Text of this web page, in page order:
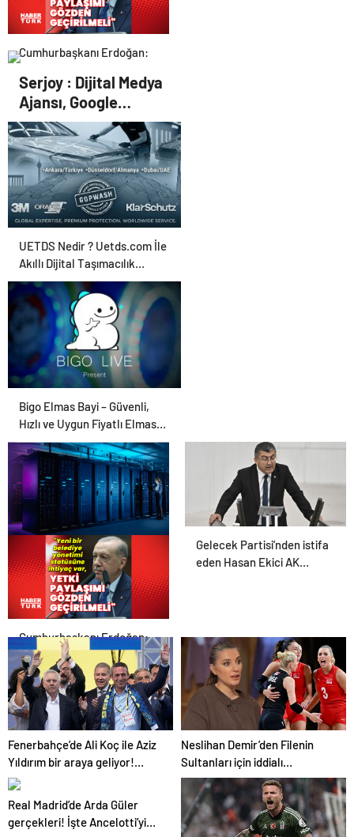
Cumhurbaşkanı Erdoğan:
statüsüne ihtiyaç var
Serjoy : Dijital Medya
Ajansı, Google
Reklam Ajansı, SEO
Ajansı ve Web
Tasarım Ajansı
UETDS Nedir ? Uetds.com İle
Akıllı Dijital Taşımacılık
Yazılımı
Bigo Elmas Bayi – Güvenli,
Hızlı ve Uygun Fiyatlı Elmas
Satın Almanın Yeni Adresi
Datahost İle Güvenilir
Sunucu Hizmetleri
Gelecek Partisi’nden istifa
eden Hasan Ekici AK
Cumhurbaşkanı Erdoğan:
Yeni bir belediye yönetimi
statüsüne ihtiyaç var
Fenerbahçe’de Ali Koç ile Aziz
Yıldırım bir araya geliyor!
Toplanan imza sayısı ortaya
Neslihan Demir’den Filenin
Sultanları için iddialı
açıklama!
Real Madrid’de Arda Güler
gerçekleri! İşte Ancelotti’yi